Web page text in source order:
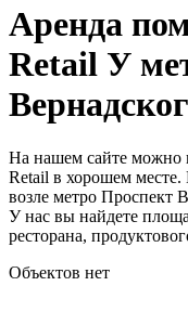
Аренда
Retail У
На нашем сайте можно
Retail в хорошем
возле метро Проспект
У нас вы найдете
ресторана,
Объектов нет